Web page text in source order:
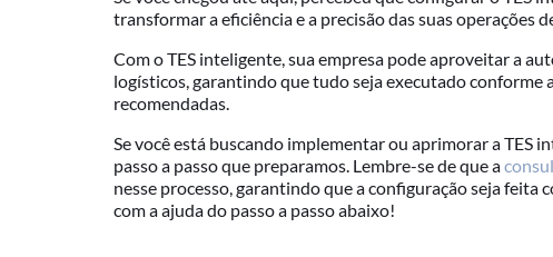
transformar a eficiência e a precisão das suas operações
Com o TES inteligente, sua empresa pode aproveitar a
logísticos, garantindo que tudo seja executado conforme
recomendadas.
Se você está buscando implementar ou aprimorar a TES
passo a passo que preparamos. Lembre-se de que a
nesse processo, garantindo que a configuração seja feita
com a ajuda do passo a passo abaixo!